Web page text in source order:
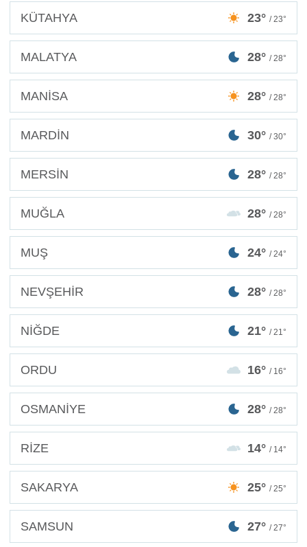
KÜTAHYA 23° / 23°
MALATYA 28° / 28°
MANİSA 28° / 28°
MARDİN 30° / 30°
MERSİN 28° / 28°
MUĞLA 28° / 28°
MUŞ 24° / 24°
NEVŞEHİR 28° / 28°
NİĞDE 21° / 21°
ORDU 16° / 16°
OSMANİYE 28° / 28°
RİZE 14° / 14°
SAKARYA 25° / 25°
SAMSUN 27° / 27°